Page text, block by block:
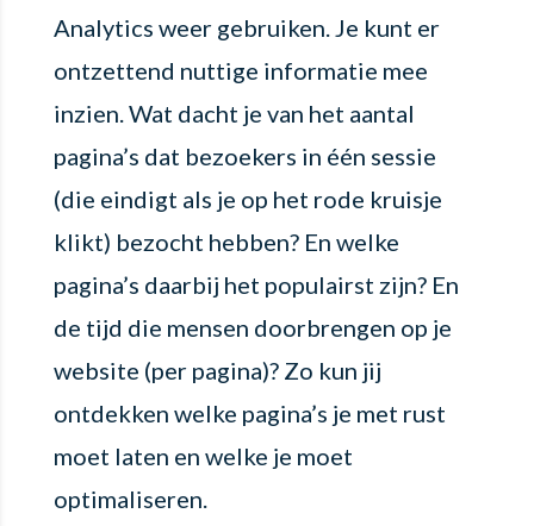
Analytics weer gebruiken. Je kunt er
ontzettend nuttige informatie mee
inzien. Wat dacht je van het aantal
pagina’s dat bezoekers in één sessie
(die eindigt als je op het rode kruisje
klikt) bezocht hebben? En welke
pagina’s daarbij het populairst zijn? En
de tijd die mensen doorbrengen op je
website (per pagina)? Zo kun jij
ontdekken welke pagina’s je met rust
moet laten en welke je moet
optimaliseren.